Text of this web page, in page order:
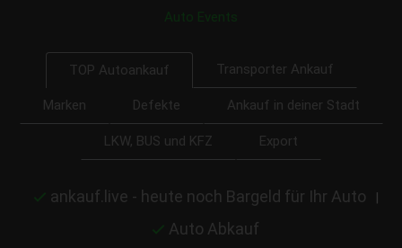
Auto Events
TOP Autoankauf Transporter Ankauf
Marken Defekte Ankauf in deiner Stadt
LKW, BUS und KFZ Export
ankauf.live - heute noch Bargeld für Ihr Auto
Auto Abkauf